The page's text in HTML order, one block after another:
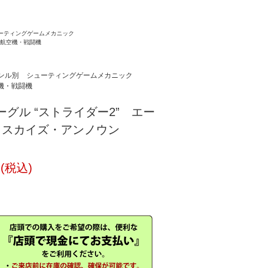
ティングゲームメカニック
空機・戦闘機
ル別
シューティングゲームメカニック
・戦闘機
グル “ストライダー2” エー
カイズ・アンノウン
税込)